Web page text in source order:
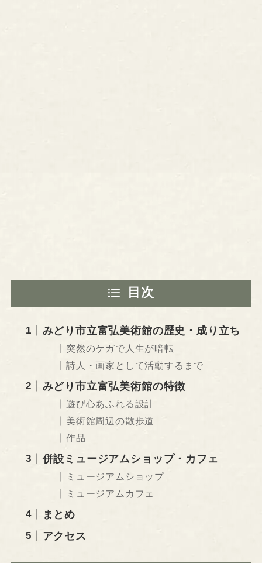
目次
みどり市立富弘美術館の歴史・成り立ち
突然のケガで人生が暗転
詩人・画家として活動するまで
みどり市立富弘美術館の特徴
遊び心あふれる設計
美術館周辺の散歩道
作品
併設ミュージアムショップ・カフェ
ミュージアムショップ
ミュージアムカフェ
まとめ
アクセス